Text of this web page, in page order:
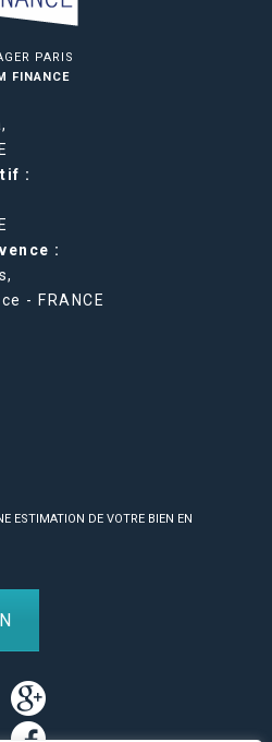
PARIS
FINANCE
:
:
- FRANCE
ESTIMATION DE VOTRE BIEN EN